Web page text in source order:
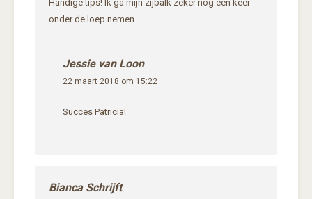
Handige tips! Ik ga mijn zijbalk zeker nog een keer
onder de loep nemen.
Jessie van Loon
22 maart 2018 om 15:22
Succes Patricia!
Bianca Schrijft